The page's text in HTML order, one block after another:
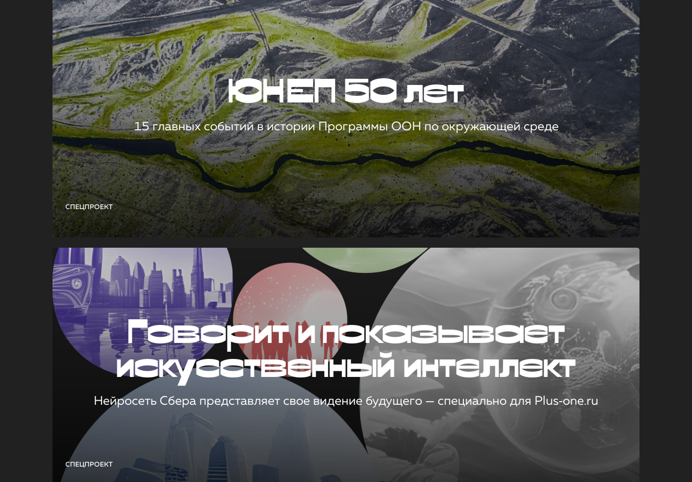
СПЕЦПРОЕКТ
ЮНЕП 50 лет
15 главных событий в истории Программы ООН по окружающей среде
СПЕЦПРОЕКТ
Говорит и показывает
искусственный интеллект
Нейросеть Сбера представляет свое видение будущего — специально для Plus‑one.ru